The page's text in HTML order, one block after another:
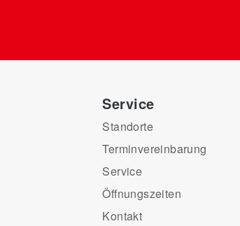
Service
Standorte
Terminvereinbarung
Service
Öffnungszeiten
Kontakt